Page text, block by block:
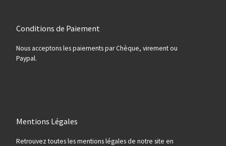
Conditions de Paiement
Nous acceptons les paiements par Chèque, virement ou
Paypal.
Mentions Légales
Retrouvez toutes les mentions légales de notre site en